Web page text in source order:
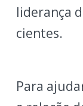
liderança
cientes.
Para